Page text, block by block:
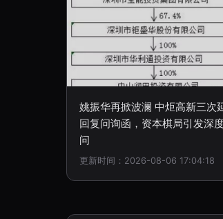
姚振华再掀波澜 中炬高新三次
回复问询函，资本棋局引发深
问
更新时间：2026-08-06 17:04:18